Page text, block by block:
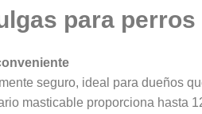
para perros
seguro, ideal para dueños
masticable proporciona hasta